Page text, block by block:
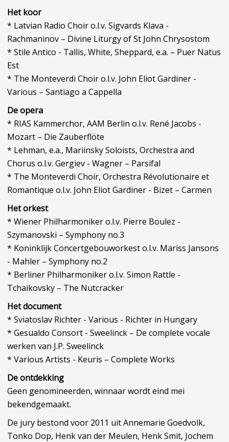
Het koor
* Latvian Radio Choir o.l.v. Sigvards Klava -
Rachmaninov – Divine Liturgy of St John Chrysostom
* Stile Antico - Tallis, White, Sheppard, e.a. – Puer Natus
Est
* The Monteverdi Choir o.l.v. John Eliot Gardiner -
Various – Santiago a Cappella
De opera
* RIAS Kammerchor, AAM Berlin o.l.v. René Jacobs -
Mozart – Die Zauberflöte
* Lehman, e.a., Mariinsky Soloists, Orchestra and
Chorus o.l.v. Gergiev - Wagner – Parsifal
* The Monteverdi Choir, Orchestra Révolutionaire et
Romantique o.l.v. John Eliot Gardiner - Bizet – Carmen
Het orkest
* Wiener Philharmoniker o.l.v. Pierre Boulez -
Szymanovski – Symphony no.3
* Koninklijk Concertgebouworkest o.l.v. Mariss Jansons
- Mahler – Symphony no.2
* Berliner Philharmoniker o.l.v. Simon Rattle -
Tchaikovsky – The Nutcracker
Het document
* Sviatoslav Richter - Various - Richter in Hungary
* Gesualdo Consort - Sweelinck – De complete vocale
werken van J.P. Sweelinck
* Various Artists - Keuris – Complete Works
De ontdekking
Geen genomineerden, winnaar wordt eind mei
bekendgemaakt.
De jury bestond voor 2011 uit Annemarie Goedvolk,
Tonko Dop, Henk van der Meulen, Henk Smit, Jochem